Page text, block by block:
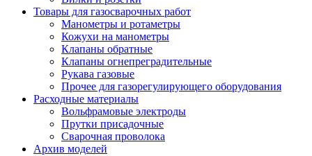
Товары для газосварочных работ
Манометры и ротаметры
Кожухи на манометры
Клапаны обратные
Клапаны огнепреградительные
Рукава газовые
Прочее для газорегулирующего оборудования
Расходные материалы
Вольфрамовые электроды
Прутки присадочные
Сварочная проволока
Архив моделей